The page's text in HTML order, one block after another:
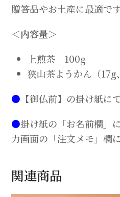
ん
合
贈答品やお土産に最適です
＜内容量＞
上煎茶 100g
狭山茶ようかん（17g
● 【御仏前】の掛け紙に
●掛け紙の「お名前欄」
力画面の「注文メモ」欄
関連商品